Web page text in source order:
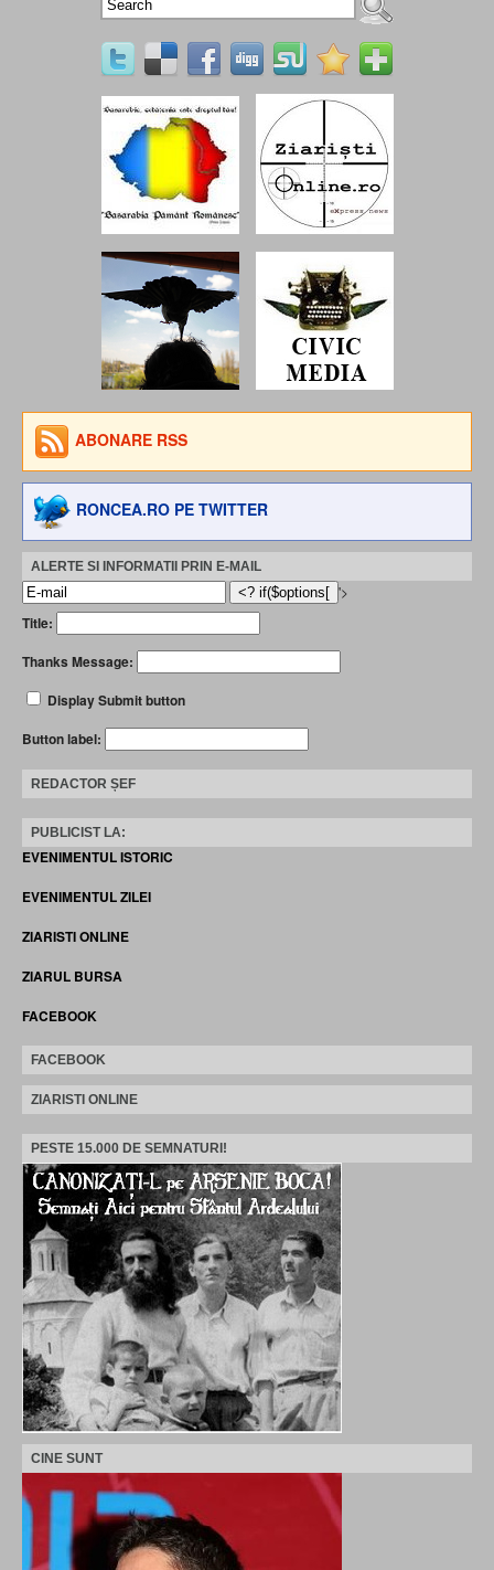
ABONARE RSS
RONCEA.RO PE TWITTER
ALERTE SI INFORMATII PRIN E-MAIL
'>
Title:
Thanks Message:
Display Submit button
Button label:
REDACTOR ȘEF
PUBLICIST LA:
EVENIMENTUL ISTORIC
EVENIMENTUL ZILEI
ZIARISTI ONLINE
ZIARUL BURSA
FACEBOOK
FACEBOOK
ZIARISTI ONLINE
PESTE 15.000 DE SEMNATURI!
CINE SUNT